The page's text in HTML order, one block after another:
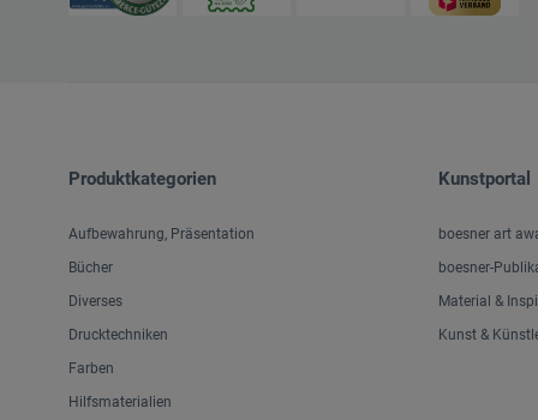
Produktkategorien
Aufbewahrung, Präsentation
Bücher
Diverses
Drucktechniken
Farben
Hilfsmaterialien
Kunstportal
boesner art
boesner-
Material &
Kunst &